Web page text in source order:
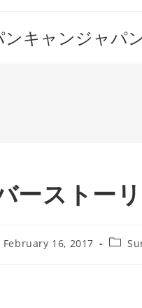
ンキャンジャパ
ーストー
February 16, 2017
Post